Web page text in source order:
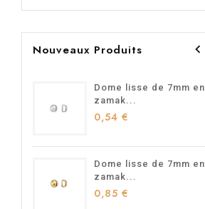
Nouveaux Produits
Dome lisse de 7mm en
zamak...
0,54 €
Dome lisse de 7mm en
zamak...
0,85 €
